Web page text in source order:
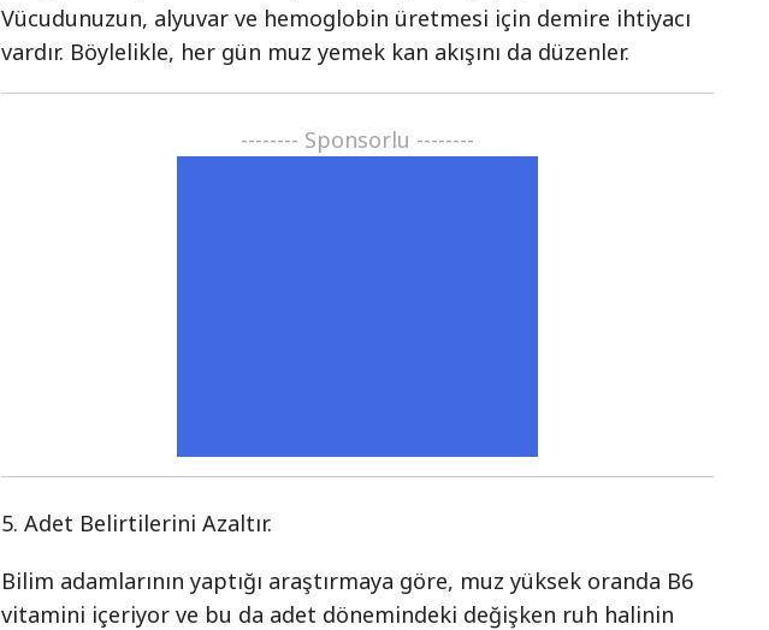
Vücudunuzun, alyuvar ve hemoglobin üretmesi için demire ihtiyacı
vardır. Böylelikle, her gün muz yemek kan akışını da düzenler.
-------- Sponsorlu --------
5. Adet Belirtilerini Azaltır.
Bilim adamlarının yaptığı araştırmaya göre, muz yüksek oranda B6
vitamini içeriyor ve bu da adet dönemindeki değişken ruh halinin